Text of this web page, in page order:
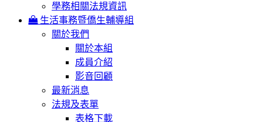
學務相關法規資訊
生活事務暨僑生輔導組
關於我們
關於本組
成員介紹
影音回顧
最新消息
法規及表單
表格下載